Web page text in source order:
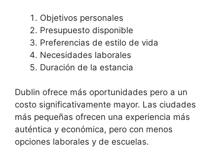
Objetivos personales
Presupuesto disponible
Preferencias de estilo de vida
Necesidades laborales
Duración de la estancia
Dublin ofrece más oportunidades pero a un
costo significativamente mayor. Las ciudades
más pequeñas ofrecen una experiencia más
auténtica y económica, pero con menos
opciones laborales y de escuelas.